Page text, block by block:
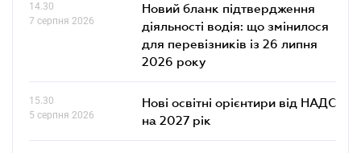
14.30
7 серпня 2026
Новий бланк підтвердження
діяльності водія: що змінилося
для перевізників із 26 липня
2026 року
15.30
5 серпня 2026
Нові освітні орієнтири від НАДС
на 2027 рік